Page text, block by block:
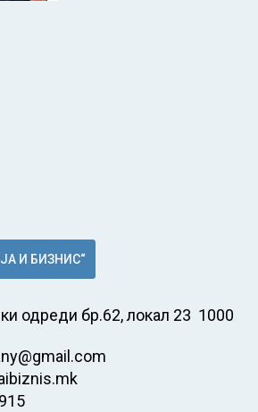
И БИЗНИС“
одреди бр.62, локал 23 1000